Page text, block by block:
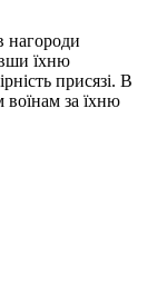
нагороди
їхню
присязі. В
за їхню